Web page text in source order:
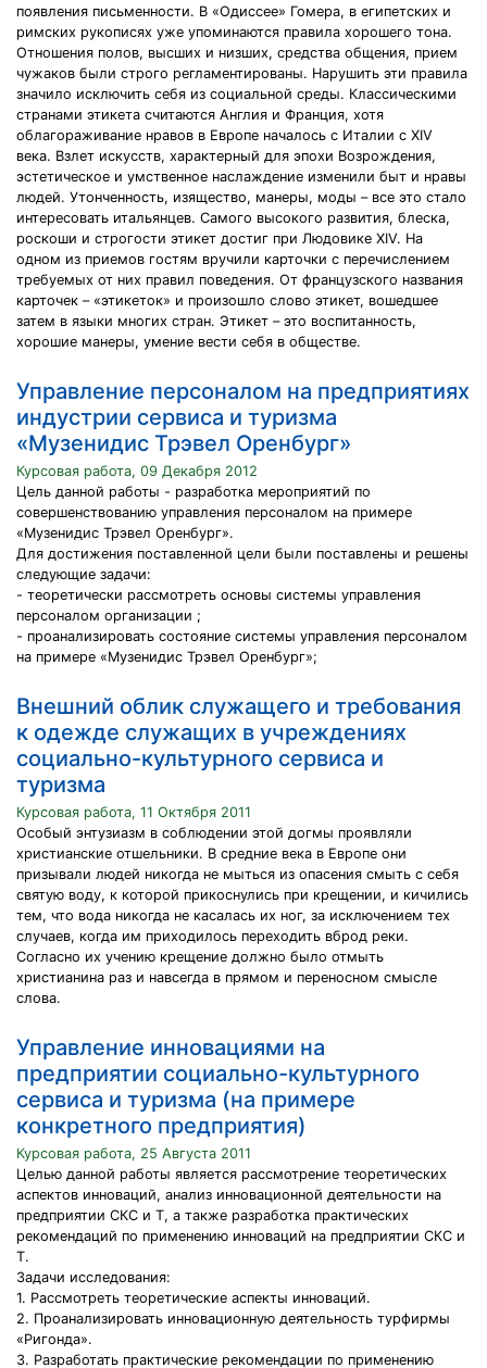
появления письменности. В «Одиссее» Гомера, в египетских и
римских рукописях уже упоминаются правила хорошего тона.
Отношения полов, высших и низших, средства общения, прием
чужаков были строго регламентированы. Нарушить эти правила
значило исключить себя из социальной среды. Классическими
странами этикета считаются Англия и Франция, хотя
облагораживание нравов в Европе началось с Италии с XIV
века. Взлет искусств, характерный для эпохи Возрождения,
эстетическое и умственное наслаждение изменили быт и нравы
людей. Утонченность, изящество, манеры, моды – все это стало
интересовать итальянцев. Самого высокого развития, блеска,
роскоши и строгости этикет достиг при Людовике XIV. На
одном из приемов гостям вручили карточки с перечислением
требуемых от них правил поведения. От французского названия
карточек – «этикеток» и произошло слово этикет, вошедшее
затем в языки многих стран. Этикет – это воспитанность,
хорошие манеры, умение вести себя в обществе.
Управление персоналом на предприятиях
индустрии сервиса и туризма
«Музенидис Трэвел Оренбург»
Курсовая работа, 09 Декабря 2012
Цель данной работы - разработка мероприятий по
совершенствованию управления персоналом на примере
«Музенидис Трэвел Оренбург».
Для достижения поставленной цели были поставлены и решены
следующие задачи:
- теоретически рассмотреть основы системы управления
персоналом организации ;
- проанализировать состояние системы управления персоналом
на примере «Музенидис Трэвел Оренбург»;
Внешний облик служащего и требования
к одежде служащих в учреждениях
социально-культурного сервиса и
туризма
Курсовая работа, 11 Октября 2011
Особый энтузиазм в соблюдении этой догмы проявляли
христианские отшельники. В средние века в Европе они
призывали людей никогда не мыться из опасения смыть с себя
святую воду, к которой прикоснулись при крещении, и кичились
тем, что вода никогда не касалась их ног, за исключением тех
случаев, когда им приходилось переходить вброд реки.
Согласно их учению крещение должно было отмыть
христианина раз и навсегда в прямом и переносном смысле
слова.
Управление инновациями на
предприятии социально-культурного
сервиса и туризма (на примере
конкретного предприятия)
Курсовая работа, 25 Августа 2011
Целью данной работы является рассмотрение теоретических
аспектов инноваций, анализ инновационной деятельности на
предприятии СКС и Т, а также разработка практических
рекомендаций по применению инноваций на предприятии СКС и
Т.
Задачи исследования:
1. Рассмотреть теоретические аспекты инноваций.
2. Проанализировать инновационную деятельность турфирмы
«Ригонда».
3. Разработать практические рекомендации по применению